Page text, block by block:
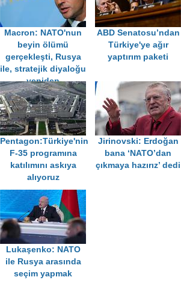
Macron: NATO'nun
beyin ölümü
gerçekleşti, Rusya
ile, stratejik diyaloğu
yeniden
başlatmalıyız
ABD Senatosu’ndan
Türkiye'ye ağır
yaptırım paketi
Pentagon:Türkiye'nin
F-35 programına
katılımını askıya
alıyoruz
Jirinovski: Erdoğan
bana ‘NATO’dan
çıkmaya hazırız’ dedi
Lukaşenko: NATO
ile Rusya arasında
seçim yapmak